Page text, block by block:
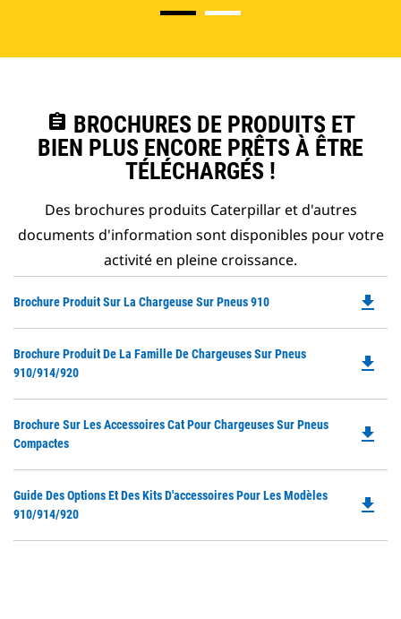
assignment BROCHURES DE PRODUITS ET
BIEN PLUS ENCORE PRÊTS À ÊTRE
TÉLÉCHARGÉS !
Des brochures produits Caterpillar et d'autres
documents d'information sont disponibles pour votre
activité en pleine croissance.
Brochure Produit Sur La Chargeuse Sur Pneus 910 file_download
Brochure Produit De La Famille De Chargeuses Sur Pneus
910/914/920
file_download
Brochure Sur Les Accessoires Cat Pour Chargeuses Sur Pneus
Compactes
file_download
Guide Des Options Et Des Kits D'accessoires Pour Les Modèles
910/914/920
file_download